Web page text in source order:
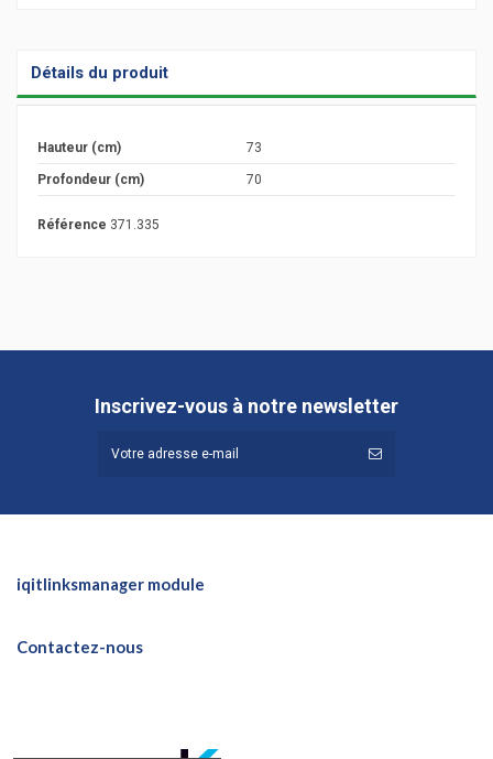
Détails du produit
Hauteur (cm) 73
Profondeur (cm) 70
Référence 371.335
Inscrivez-vous à notre newsletter
iqitlinksmanager module
Contactez-nous